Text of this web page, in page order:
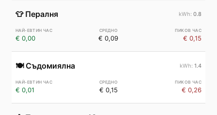
👕 Пералня 0.8
€ 0,00 € 0,09 € 0,15
🍽️ Съдомиялна 1.4
€ 0,01 € 0,15 € 0,26